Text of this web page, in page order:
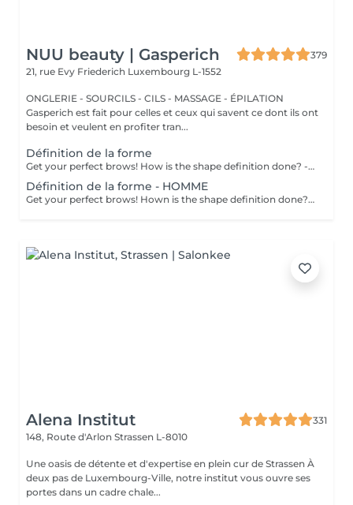
NUU beauty | Gasperich
379
21, rue Evy Friederich Luxembourg L-1552
ONGLERIE - SOURCILS - CILS - MASSAGE - ÉPILATION
Gasperich est fait pour celles et ceux qui savent ce dont ils ont
besoin et veulent en profiter tran...
Définition de la forme
Get your perfect brows! How is the shape definition done? - consultation (to discuss perfect form and colour) - preparation (brows are washed and marked) - waxing ( excess hair are removed with wax) - tweezing (excess hair are removed with tweezers) - antiseptic and cream are applied Age restrictions: recommended to do from 12 years. Post procedure recommendations: do not put makeup on the skin near the brows 4 hours after the procedure. Frequency: once in 3-4 weeks.
Définition de la forme - HOMME
Get your perfect brows! Hown is the shape definition done? - consultation (to discuss perfect form and colour) - preparation (brows are washed and marked) - waxing (excess hair are removed with wax) - tweezing (excess hair are removed with tweezers) - antiseptic and cream are applied Age restrictions: recommended to do from 12 years. Post procedure recommendations: excessive sweating is prohibited. Frequency: once in 3-4 weeks.
Alena Institut
331
148, Route d'Arlon Strassen L-8010
Une oasis de détente et d'expertise en plein cur de Strassen À
deux pas de Luxembourg-Ville, notre institut vous ouvre ses
portes dans un cadre chale...